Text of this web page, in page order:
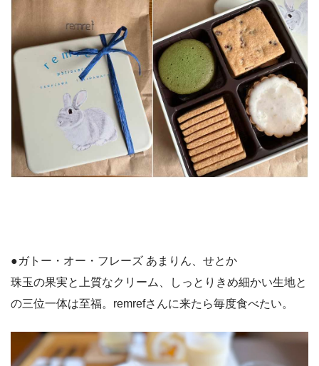
●ガトー・オー・フレーズ あまりん、せとか
珠玉の果実と上質なクリーム、しっとりきめ細かい生地と
の三位一体は至福。remrefさんに来たら毎度食べたい。